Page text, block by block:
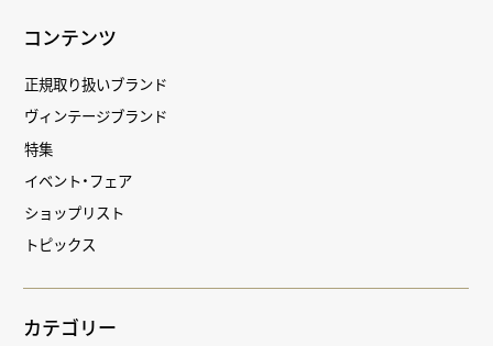
コンテンツ
正規取り扱いブランド
ヴィンテージブランド
特集
イベント・フェア
ショップリスト
トピックス
カテゴリー